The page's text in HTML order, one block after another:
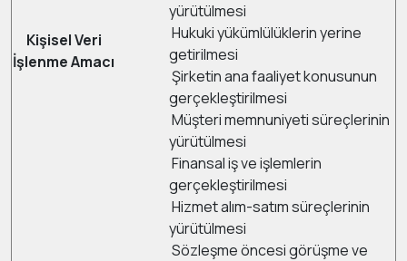
Kişisel Veri
İşlenme Amacı
yürütülmesi
Hukuki yükümlülüklerin yerine
getirilmesi
Şirketin ana faaliyet konusunun
gerçekleştirilmesi
Müşteri memnuniyeti süreçlerinin
yürütülmesi
Finansal iş ve işlemlerin
gerçekleştirilmesi
Hizmet alım-satım süreçlerinin
yürütülmesi
Sözleşme öncesi görüşme ve